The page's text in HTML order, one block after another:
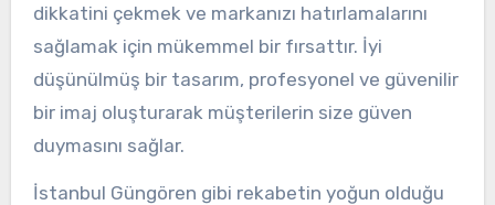
dikkatini çekmek ve markanızı hatırlamalarını
sağlamak için mükemmel bir fırsattır. İyi
düşünülmüş bir tasarım, profesyonel ve güvenilir
bir imaj oluşturarak müşterilerin size güven
duymasını sağlar.
İstanbul Güngören gibi rekabetin yoğun olduğu